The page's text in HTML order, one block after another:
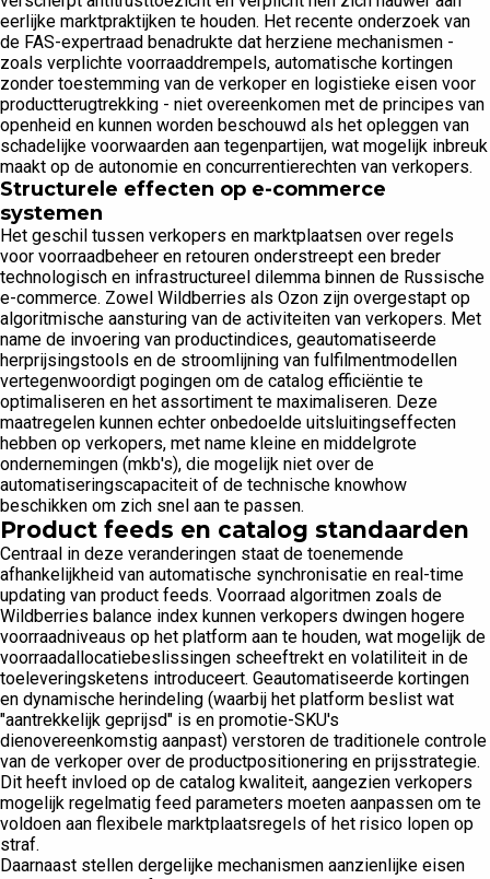
eerlijke marktpraktijken te houden. Het recente onderzoek van
de FAS-expertraad benadrukte dat herziene mechanismen -
zoals verplichte voorraaddrempels, automatische kortingen
zonder toestemming van de verkoper en logistieke eisen voor
productterugtrekking - niet overeenkomen met de principes van
openheid en kunnen worden beschouwd als het opleggen van
schadelijke voorwaarden aan tegenpartijen, wat mogelijk inbreuk
maakt op de autonomie en concurrentierechten van verkopers.
Structurele effecten op e-commerce
systemen
Het geschil tussen verkopers en marktplaatsen over regels
voor voorraadbeheer en retouren onderstreept een breder
technologisch en infrastructureel dilemma binnen de Russische
e-commerce. Zowel Wildberries als Ozon zijn overgestapt op
algoritmische aansturing van de activiteiten van verkopers. Met
name de invoering van productindices, geautomatiseerde
herprijsingstools en de stroomlijning van fulfilmentmodellen
vertegenwoordigt pogingen om de catalog efficiëntie te
optimaliseren en het assortiment te maximaliseren. Deze
maatregelen kunnen echter onbedoelde uitsluitingseffecten
hebben op verkopers, met name kleine en middelgrote
ondernemingen (mkb's), die mogelijk niet over de
automatiseringscapaciteit of de technische knowhow
beschikken om zich snel aan te passen.
Product feeds en catalog standaarden
Centraal in deze veranderingen staat de toenemende
afhankelijkheid van automatische synchronisatie en real-time
updating van product feeds. Voorraad algoritmen zoals de
Wildberries balance index kunnen verkopers dwingen hogere
voorraadniveaus op het platform aan te houden, wat mogelijk de
voorraadallocatiebeslissingen scheeftrekt en volatiliteit in de
toeleveringsketens introduceert. Geautomatiseerde kortingen
en dynamische herindeling (waarbij het platform beslist wat
"aantrekkelijk geprijsd" is en promotie-SKU's
dienovereenkomstig aanpast) verstoren de traditionele controle
van de verkoper over de productpositionering en prijsstrategie.
Dit heeft invloed op de catalog kwaliteit, aangezien verkopers
mogelijk regelmatig feed parameters moeten aanpassen om te
voldoen aan flexibele marktplaatsregels of het risico lopen op
straf.
Daarnaast stellen dergelijke mechanismen aanzienlijke eisen